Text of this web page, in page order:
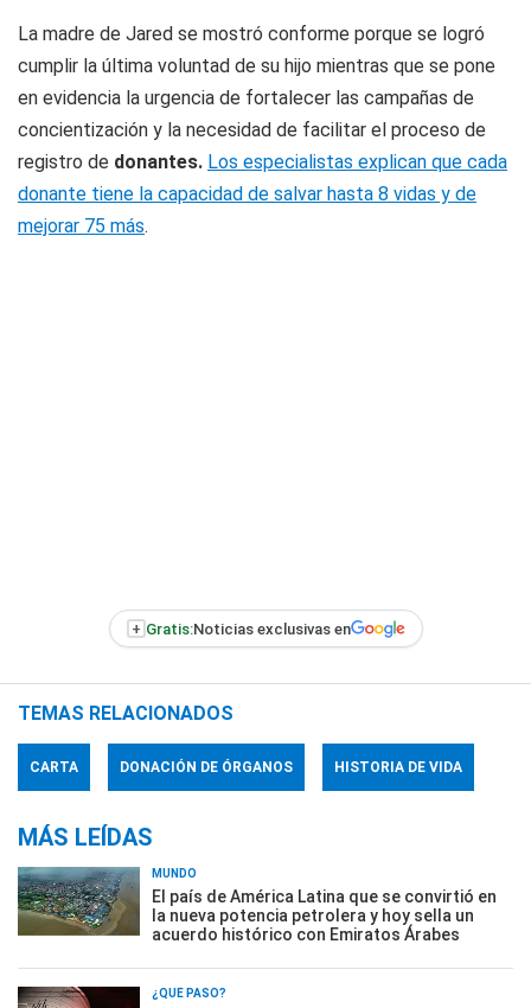
La madre de Jared se mostró conforme porque se logró
cumplir la última voluntad de su hijo mientras que se pone
en evidencia la urgencia de fortalecer las campañas de
concientización y la necesidad de facilitar el proceso de
registro de donantes. Los especialistas explican que cada
donante tiene la capacidad de salvar hasta 8 vidas y de
mejorar 75 más.
+ Gratis:Noticias exclusivas en
TEMAS RELACIONADOS
CARTA DONACIÓN DE ÓRGANOS HISTORIA DE VIDA
MÁS LEÍDAS
MUNDO
El país de América Latina que se convirtió en
la nueva potencia petrolera y hoy sella un
acuerdo histórico con Emiratos Árabes
¿QUÉ PASÓ?